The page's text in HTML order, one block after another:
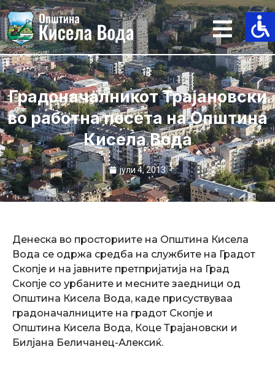
Skip
to
content
Градоначалникот Трајановски
во работна посета на Општина
Кисела Вода
јули 4, 2013
Денеска во просториите на Општина Кисела
Вода се одржа средба на службите на Градот
Скопје и на јавните претпријатија на Град
Скопје со урбаните и месните заедници од
Општина Кисела Вода, каде присуствуваа
градоначалниците на градот Скопје и
Општина Кисела Вода, Коце Трајановски и
Билјана Беличанец-Алексиќ.